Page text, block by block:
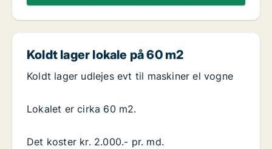
Koldt lager lokale på 60 m2
Koldt lager udlejes evt til maskiner el vogne
Lokalet er cirka 60 m2.
Det koster kr. 2.000.- pr. md.